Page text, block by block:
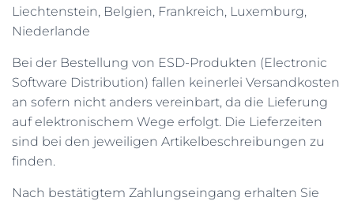
Liechtenstein, Belgien, Frankreich, Luxemburg,
Niederlande
Bei der Bestellung von ESD-Produkten (Electronic
Software Distribution) fallen keinerlei Versandkosten
an sofern nicht anders vereinbart, da die Lieferung
auf elektronischem Wege erfolgt. Die Lieferzeiten
sind bei den jeweiligen Artikelbeschreibungen zu
finden.
Nach bestätigtem Zahlungseingang erhalten Sie